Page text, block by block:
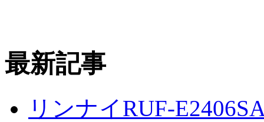
最新記事
リンナイRUF-